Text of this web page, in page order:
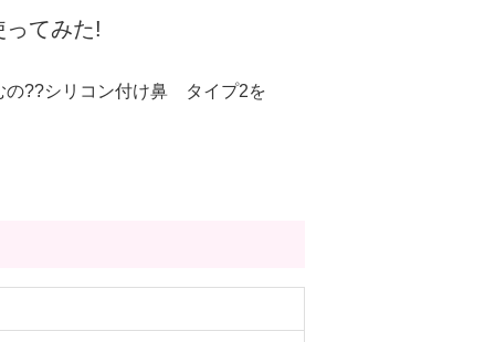
てみた!
の??シリコン付け鼻 タイプ2を